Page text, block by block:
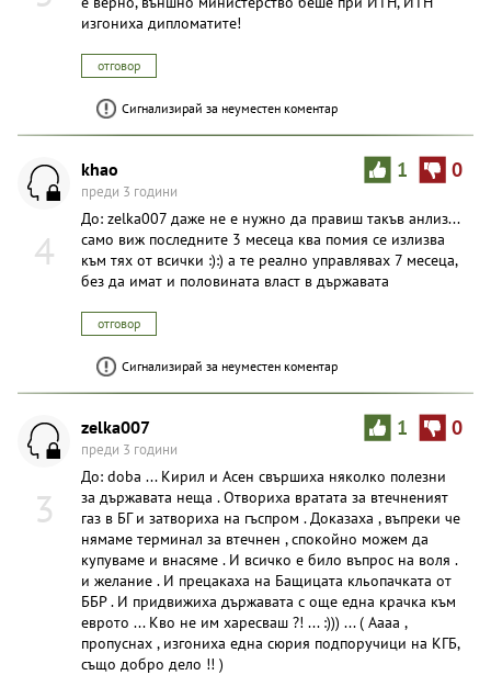
изгониха дипломатите!
отговор
Сигнализирай за неуместен коментар
4
1 0
khao
преди 3 години
До: zelka007 даже не е нужно да правиш такъв анлиз...
само виж последните 3 месеца ква помия се излизва
към тях от всички :):) а те реално управлявах 7 месеца,
без да имат и половината власт в държавата
отговор
Сигнализирай за неуместен коментар
3
1 0
zelka007
преди 3 години
До: doba ... Кирил и Асен свършиха няколко полезни
за държавата неща . Отвориха вратата за втечненият
газ в БГ и затвориха на гъспром . Доказаха , въпреки че
нямаме терминал за втечнен , спокойно можем да
купуваме и внасяме . И всичко е било въпрос на воля .
и желание . И прецакаха на Бащицата кльопачката от
ББР . И придвижиха държавата с още една крачка към
еврото ... Кво не им харесваш ?! ... :))) ... ( Аааа ,
пропуснах , изгониха една сюрия подпоручици на КГБ,
също добро дело !! )